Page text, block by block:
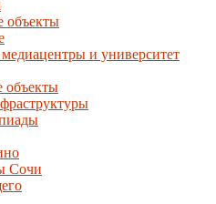
объекты
и университет
объекты
Сочи